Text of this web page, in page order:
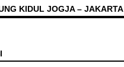
KIDUL JOGJA – JAKARTA